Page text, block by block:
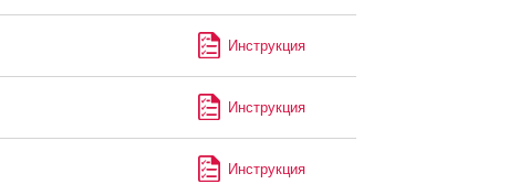
Инструкция
Инструкция
Инструкция